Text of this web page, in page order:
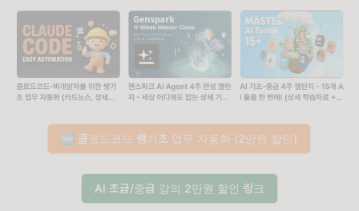
🆕 클로드코드 쌩기초 업무 자동화 (2만원 할인)
AI 초급/중급 강의 2만원 할인 링크